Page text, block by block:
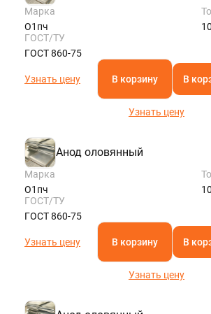
Марка
О1пч
10
ГОСТ/ТУ
ГОСТ 860-75
Узнать цену В корзину В
Узнать цену
Анод оловянный
Марка
О1пч
10
ГОСТ/ТУ
ГОСТ 860-75
Узнать цену В корзину В
Узнать цену